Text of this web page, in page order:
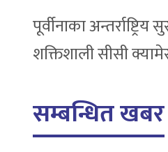
पूर्वीनाका
शक्तिशाली सीसी
सम्बन्धित खबर